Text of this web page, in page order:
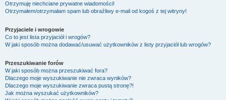
Otrzymuję niechciane prywatne wiadomości!
Otrzymałem/otrzymałam spam lub obraźliwy e-mail od kogoś z tej witryny!
Przyjaciele i wrogowie
Co to jest lista przyjaciół i wrogów?
W jaki sposób można dodawać/usuwać użytkowników z listy przyjaciół lub wrogów?
Przeszukiwanie forów
W jaki sposób można przeszukiwać fora?
Dlaczego moje wyszukiwanie nie zwraca wyników?
Dlaczego moje wyszukiwanie zwraca pustą stronę?!
Jak można wyszukać użytkowników?